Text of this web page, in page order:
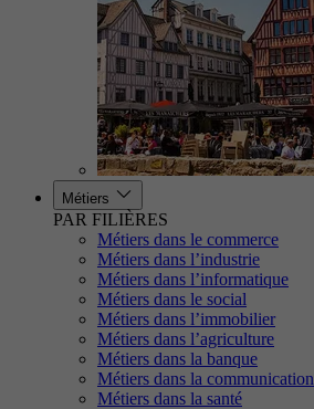
Métiers
PAR FILIÈRES
Métiers dans le commerce
Métiers dans l’industrie
Métiers dans l’informatique
Métiers dans le social
Métiers dans l’immobilier
Métiers dans l’agriculture
Métiers dans la banque
Métiers dans la communication
Métiers dans la santé